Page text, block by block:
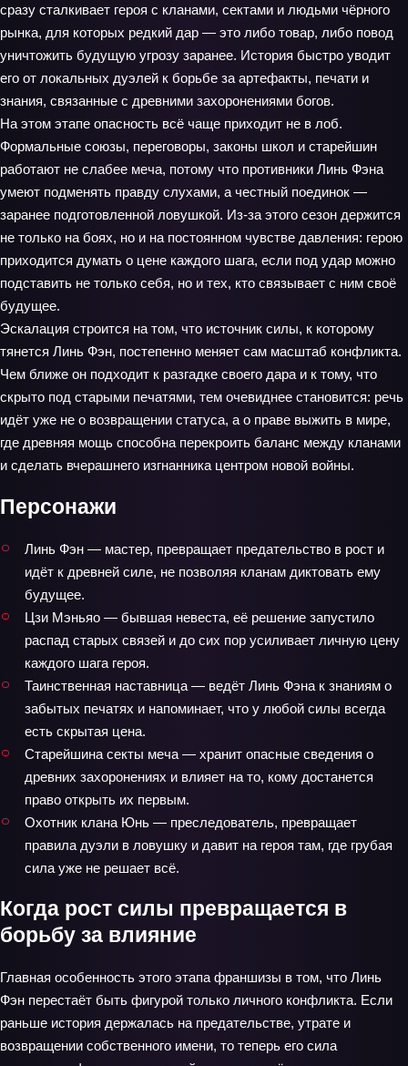
сразу сталкивает героя с кланами, сектами и людьми чёрного
рынка, для которых редкий дар — это либо товар, либо повод
уничтожить будущую угрозу заранее. История быстро уводит
его от локальных дуэлей к борьбе за артефакты, печати и
знания, связанные с древними захоронениями богов.
На этом этапе опасность всё чаще приходит не в лоб.
Формальные союзы, переговоры, законы школ и старейшин
работают не слабее меча, потому что противники Линь Фэна
умеют подменять правду слухами, а честный поединок —
заранее подготовленной ловушкой. Из-за этого сезон держится
не только на боях, но и на постоянном чувстве давления: герою
приходится думать о цене каждого шага, если под удар можно
подставить не только себя, но и тех, кто связывает с ним своё
будущее.
Эскалация строится на том, что источник силы, к которому
тянется Линь Фэн, постепенно меняет сам масштаб конфликта.
Чем ближе он подходит к разгадке своего дара и к тому, что
скрыто под старыми печатями, тем очевиднее становится: речь
идёт уже не о возвращении статуса, а о праве выжить в мире,
где древняя мощь способна перекроить баланс между кланами
и сделать вчерашнего изгнанника центром новой войны.
Персонажи
Линь Фэн — мастер, превращает предательство в рост и
идёт к древней силе, не позволяя кланам диктовать ему
будущее.
Цзи Мэньяо — бывшая невеста, её решение запустило
распад старых связей и до сих пор усиливает личную цену
каждого шага героя.
Таинственная наставница — ведёт Линь Фэна к знаниям о
забытых печатях и напоминает, что у любой силы всегда
есть скрытая цена.
Старейшина секты меча — хранит опасные сведения о
древних захоронениях и влияет на то, кому достанется
право открыть их первым.
Охотник клана Юнь — преследователь, превращает
правила дуэли в ловушку и давит на героя там, где грубая
сила уже не решает всё.
Когда рост силы превращается в
борьбу за влияние
Главная особенность этого этапа франшизы в том, что Линь
Фэн перестаёт быть фигурой только личного конфликта. Если
раньше история держалась на предательстве, утрате и
возвращении собственного имени, то теперь его сила